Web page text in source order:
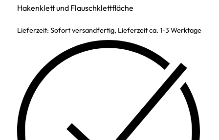
Hakenklett und Flauschklettfläche
Lieferzeit: Sofort versandfertig, Lieferzeit ca. 1-3 Werktage